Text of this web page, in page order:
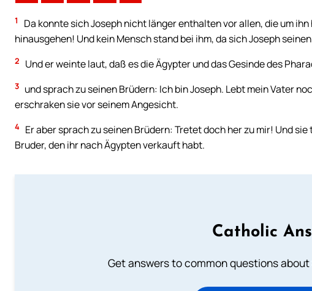
1
Da konnte sich Joseph nicht länger enthalten vor allen, die um
hinausgehen! Und kein Mensch stand bei ihm, da sich Joseph
2 Und er weinte laut, daß es die Ägypter und das Gesinde des
3 und sprach zu seinen Brüdern: Ich bin Joseph. Lebt mein Vater
erschraken sie vor seinem Angesicht.
4 Er aber sprach zu seinen Brüdern: Tretet doch her zu mir! Und
Bruder, den ihr nach Ägypten verkauft habt.
Catholic
Get answers to common questions